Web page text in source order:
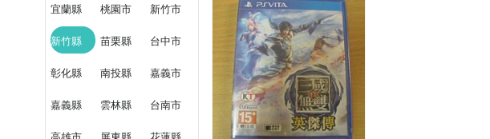
宜蘭縣 桃園市 新竹市
新竹縣 苗栗縣 台中市
彰化縣 南投縣 嘉義市
嘉義縣 雲林縣 台南市